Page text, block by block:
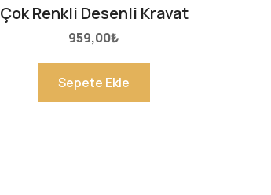
Çok Renkli Desenli Kravat
959,00₺
Sepete Ekle